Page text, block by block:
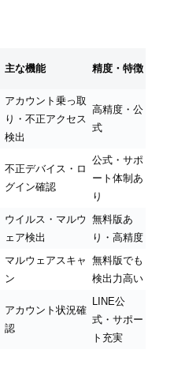
主な機能 精度・特徴
アカウント乗っ取
り・不正アクセス
検出
高精度・公
式
不正デバイス・ロ
グイン確認
公式・サポ
ート体制あ
り
ウイルス・マルウ
ェア検出
無料版あ
り・高精度
マルウェアスキャ
ン
無料版でも
検出力高い
アカウント状況確
認
LINE公
式・サポー
ト充実